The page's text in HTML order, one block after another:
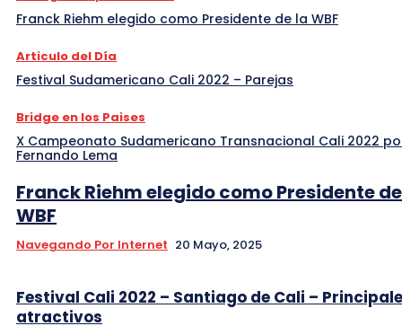
Franck Riehm elegido como Presidente de la WBF
Articulo del Día
Festival Sudamericano Cali 2022 – Parejas
Bridge en los Paises
X Campeonato Sudamericano Transnacional Cali 2022
Fernando Lema
Franck Riehm elegido como Presidente
WBF
Navegando Por Internet 20 Mayo, 2025
Festival Cali 2022 – Santiago de Cali –
atractivos